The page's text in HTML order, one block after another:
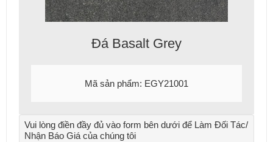
Đá Basalt Grey
Mã sản phẩm: EGY21001
Vui lòng điền đầy đủ vào form bên dưới để Làm Đối Tác/
Nhận Báo Giá của chúng tôi